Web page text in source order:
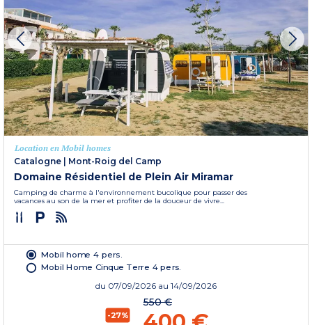
Location en Mobil homes
Catalogne
Mont-Roig del Camp
Domaine Résidentiel de Plein Air Miramar
Camping de charme à l'environnement bucolique pour passer des
vacances au son de la mer et profiter de la douceur de vivre...
Mobil home 4 pers.
Mobil Home Cinque Terre 4 pers.
du 07/09/2026 au 14/09/2026
-27%
550 €